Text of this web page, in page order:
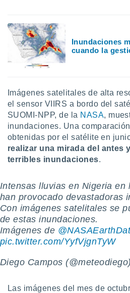
Inundaciones
cuando la
Imágenes satelitales de alta
el sensor VIIRS a bordo del
SUOMI-NPP, de la NASA,
inundaciones. Una
obtenidas por el satélite en
realizar una mirada del antes
terribles inundaciones.
Intensas lluvias en Nigeria en
han provocado devastadoras
Con imágenes satelitales se
de estas inundaciones.
Imágenes de
pic.twitter.com/YyfVjgnTyW
Diego Campos (@meteodiego)
Las imágenes del mes de